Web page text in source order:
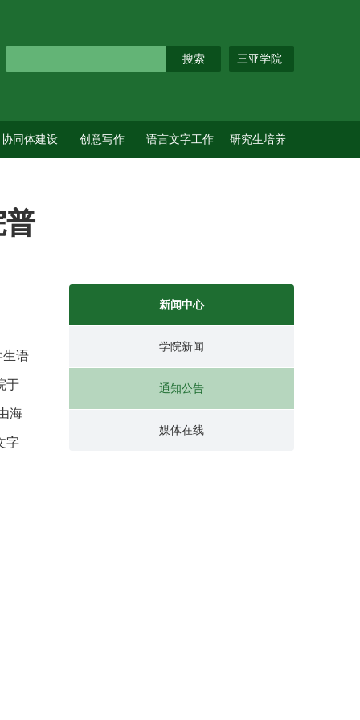
三亚学院
协同体建设 创意写作 语言文字工作 研究生培养
语
于
海
字
新闻中心
学院新闻
通知公告
媒体在线